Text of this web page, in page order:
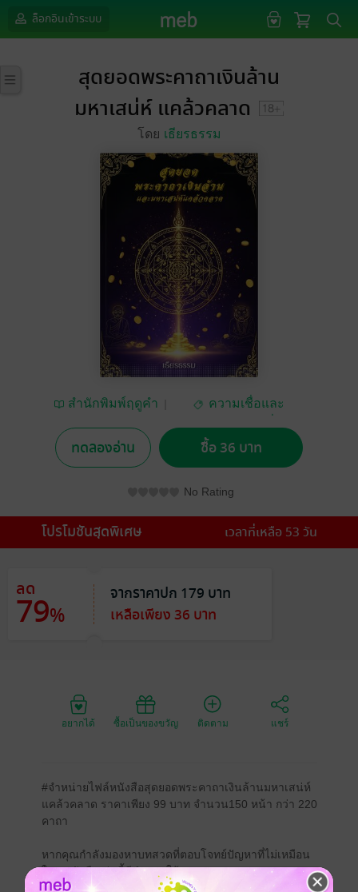
ล็อกอินเข้าระบบ
สุดยอดพระคาถาเงินล้าน
มหาเสน่ห์ แคล้วคลาด
โดย เธียรธรรม
สำนักพิมพ์ฤดูคำ
ความเชื่อและ
ทดลองอ่าน ซื้อ 36 บาท
No Rating
โปรโมชันสุดพิเศษ เวลาที่เหลือ 53 วัน
ลด
79%
จากราคาปก 179 บาท
เหลือเพียง 36 บาท
อยากได้ ซื้อเป็นของขวัญ ติดตาม แชร์
#จำหน่ายไฟล์หนังสือสุดยอดพระคาถาเงินล้านมหาเสน่ห์
แคล้วคลาด ราคาเพียง 99 บาท จำนวน150 หน้า กว่า 220
คาถา
หากคุณกำลังมองหาบทสวดที่ตอบโจทย์ปัญหาที่ไม่เหมือน
ใคร หนังสือเล่มนี้มีคำตอบให้คุณ: